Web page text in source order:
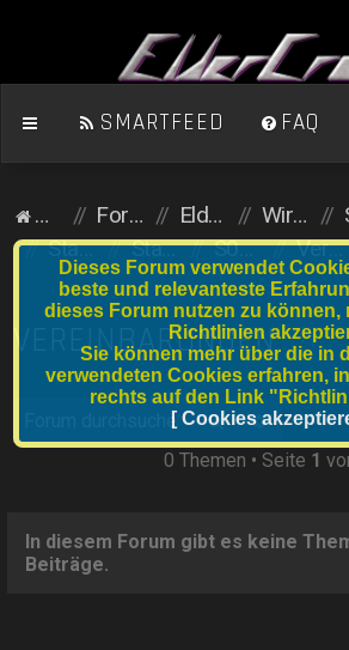
SMARTFEED FAQ
Homepage
Foren-Übersicht ElderCraft (Minecraft) Wirtschaftsserver
Stadtserver
Stadtnummer S041 bis S060 S041 Midgard Vereinbarungen
VEREINBARUNGEN
Suche
0 Themen • Seite 1
In diesem Forum gibt es keine
Beiträge.
Dieses Forum verwendet
beste und relevanteste
dieses Forum nutzen zu können,
Richtlinien
Sie können mehr über die in
verwendeten Cookies erfahren,
rechts auf den Link
[ Cookies